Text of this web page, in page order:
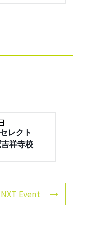
レクト
祥寺校
NXT Event